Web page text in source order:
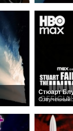
Стюарт
Озвученный